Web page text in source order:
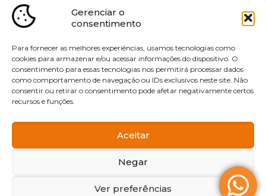
Gerenciar o
consentimento
Para fornecer as melhores experiências, usamos tecnologias como
cookies para armazenar e/ou acessar informações do dispositivo. O
consentimento para essas tecnologias nos permitirá processar dados
como comportamento de navegação ou IDs exclusivos neste site. Não
consentir ou retirar o consentimento pode afetar negativamente certos
recursos e funções.
Aceitar
Negar
Ver preferências
durabilidade das obras. Além disso, prestamos serviços
especializados de impermeabilização para lajes, piscinas,
utilizando técnicas avançadas e materiais de última
geração. Atendemos diversas cidades da região de
Jundiaí, incluindo Itupeva, Vinhedo, Indaiatuba, Itatiba,
Cabreúva, Cajamar, Várzea Paulista, Campo Limpo
Paulista, Jarinu, Francisco Morato e Louveira, sempre com
excelência e compromisso com a qualidade.
Desenvolvimento e Publicidade